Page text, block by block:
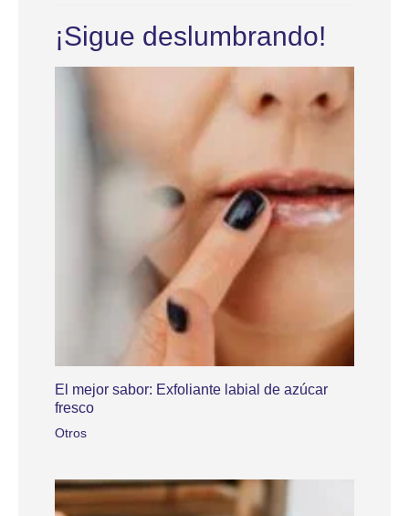
¡Sigue deslumbrando!
El mejor sabor: Exfoliante labial de azúcar
fresco
Otros